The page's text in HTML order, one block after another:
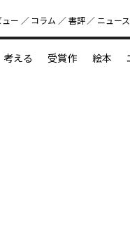
好書好日
ー コラム 書評 ニュース
考える 受賞作 絵本